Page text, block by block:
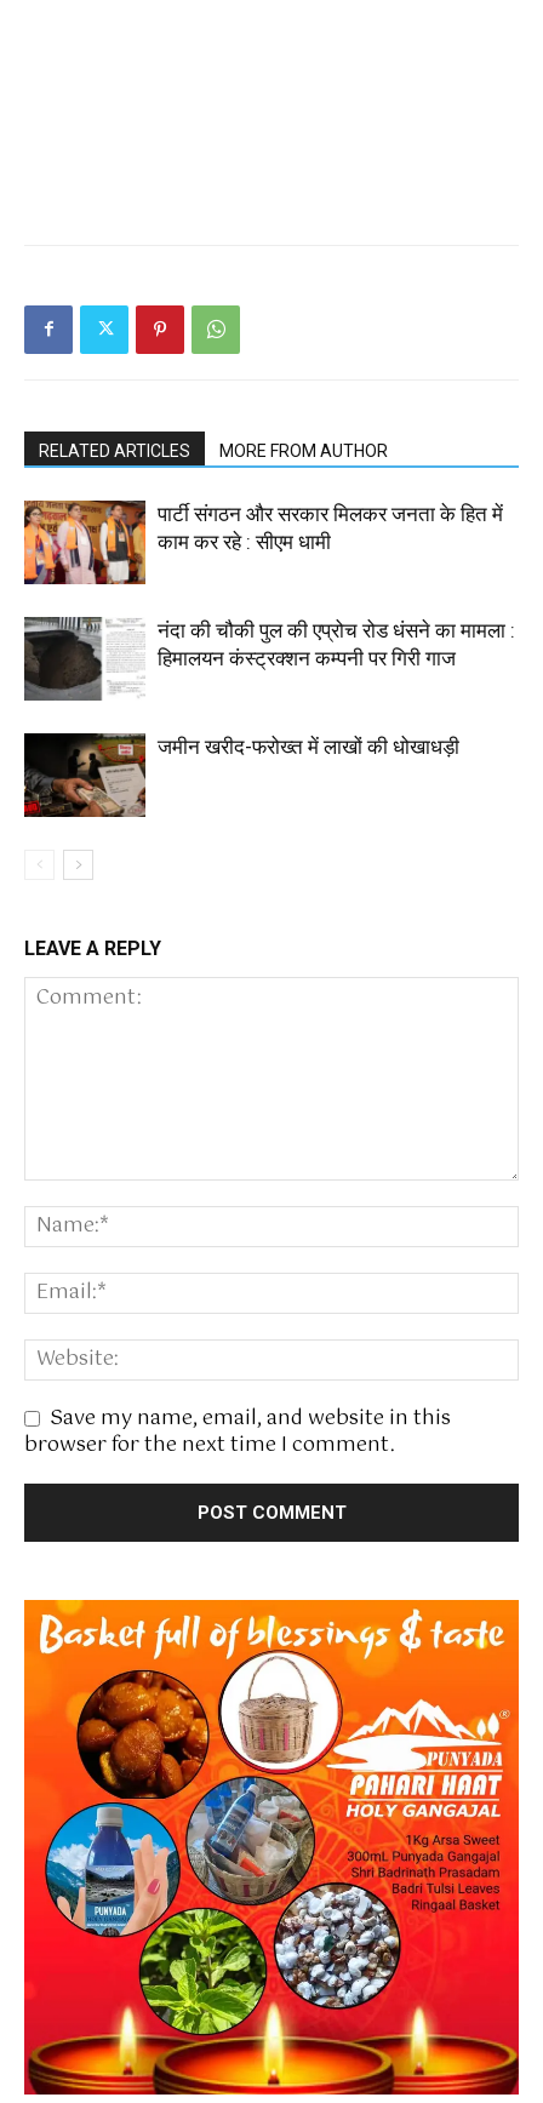
RELATED ARTICLES MORE FROM AUTHOR
पार्टी संगठन और सरकार मिलकर जनता के हित में
काम कर रहे : सीएम धामी
नंदा की चौकी पुल की एप्रोच रोड धंसने का मामला :
हिमालयन कंस्ट्रक्शन कम्पनी पर गिरी गाज
जमीन खरीद-फरोख्त में लाखों की धोखाधड़ी
LEAVE A REPLY
Save my name, email, and website in this
browser for the next time I comment.